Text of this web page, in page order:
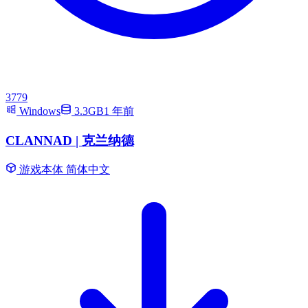
3779
Windows
3.3GB1 年前
CLANNAD | 克兰纳德
游戏本体 简体中文